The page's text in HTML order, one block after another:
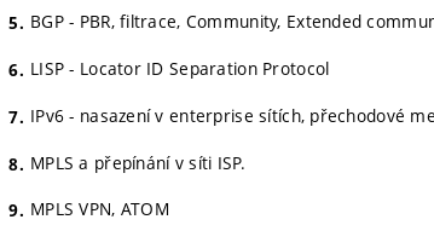
BGP - PBR, filtrace, Community, Extended
LISP - Locator ID Separation Protocol
IPv6 - nasazení v enterprise sítích, přechodové
MPLS a přepínání v síti ISP.
MPLS VPN, ATOM